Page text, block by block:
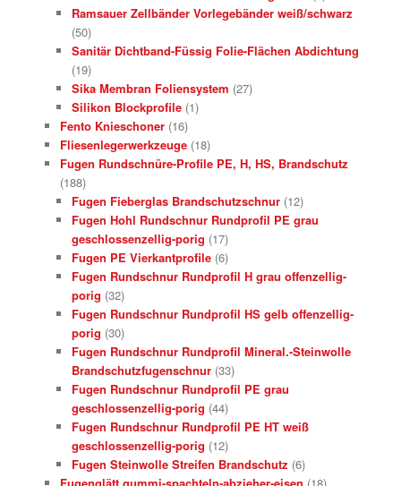
Ramsauer Zellbänder Vorlegebänder weiß/schwarz
(50)
Sanitär Dichtband-Füssig Folie-Flächen Abdichtung
(19)
Sika Membran Foliensystem (27)
Silikon Blockprofile (1)
Fento Knieschoner (16)
Fliesenlegerwerkzeuge (18)
Fugen Rundschnüre-Profile PE, H, HS, Brandschutz
(188)
Fugen Fieberglas Brandschutzschnur (12)
Fugen Hohl Rundschnur Rundprofil PE grau
geschlossenzellig-porig (17)
Fugen PE Vierkantprofile (6)
Fugen Rundschnur Rundprofil H grau offenzellig-
porig (32)
Fugen Rundschnur Rundprofil HS gelb offenzellig-
porig (30)
Fugen Rundschnur Rundprofil Mineral.-Steinwolle
Brandschutzfugenschnur (33)
Fugen Rundschnur Rundprofil PE grau
geschlossenzellig-porig (44)
Fugen Rundschnur Rundprofil PE HT weiß
geschlossenzellig-porig (12)
Fugen Steinwolle Streifen Brandschutz (6)
Fugenglätt gummi-spachteln-abzieher-eisen (18)